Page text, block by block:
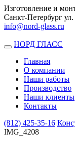
Изготовление и
Санкт-Петербург
info@nord-glass.ru
Toggle
navigation
НОРД ГЛАСС
Главная
О компании
Наши работы
Производство
Наши клиенты
Контакты
(812) 425-35-16
IMG_4208